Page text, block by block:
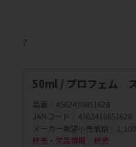
?
50ml / プロフェム
品番
4562410851628
JANコード
4562410851628
メーカー希望小売価格
終売・欠品情報
終売